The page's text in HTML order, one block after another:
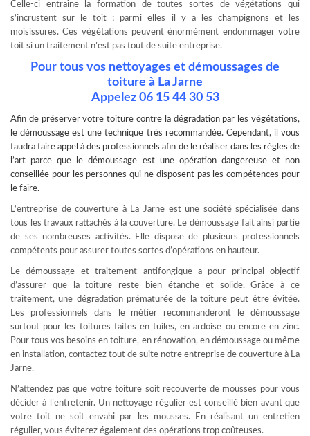
Celle-ci entraîne la formation de toutes sortes de végétations qui
s’incrustent sur le toit ; parmi elles il y a les champignons et les
moisissures. Ces végétations peuvent énormément endommager votre
toit si un traitement n’est pas tout de suite entreprise.
Pour tous vos nettoyages et démoussages de
toiture à La Jarne
Appelez 06 15 44 30 53
Afin de préserver votre toiture contre la dégradation par les végétations,
le démoussageest une technique très recommandée. Cependant, il vous
faudra faire appel à des professionnels afin de le réaliser dans les règles de
l’art parce que le démoussage est une opération dangereuse et non
conseillée pour les personnes qui ne disposent pas les compétences pour
le faire.
L’entreprise de couverture à La Jarne est une société spécialisée dans
tous les travaux rattachés à la couverture. Le démoussage fait ainsi partie
de ses nombreuses activités. Elle dispose de plusieurs professionnels
compétents pour assurer toutes sortes d’opérations en hauteur.
Le démoussage et traitement antifongique a pour principal objectif
d’assurer que la toiture reste bien étanche et solide. Grâce à ce
traitement, une dégradation prématurée de la toiture peut être évitée.
Les professionnels dans le métier recommanderont le démoussage
surtout pour les toitures faites en tuiles, en ardoise ou encore en zinc.
Pour tous vos besoins en toiture, en rénovation, en démoussage ou même
en installation, contactez tout de suite notre entreprise de couverture à La
Jarne.
N’attendez pas que votre toiture soit recouverte de mousses pour vous
décider à l’entretenir. Un nettoyage régulier est conseillé bien avant que
votre toit ne soit envahi par les mousses. En réalisant un entretien
régulier, vous éviterez également des opérations trop coûteuses.